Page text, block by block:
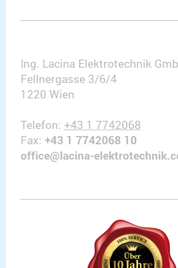
Ing. Lacina Elektrotechnik
Fellnergasse 3/6/4
1220 Wien
Telefon: +43 1 7742068
Fax: +43 1 7742068 10
office@lacina-